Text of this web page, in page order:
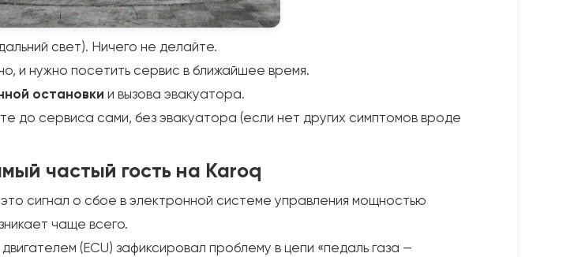
свет). Ничего не делайте.
и нужно посетить сервис в ближайшее время.
остановки и вызова эвакуатора.
до сервиса сами, без эвакуатора (если нет других симптомов вроде
частый гость на Karoq
сигнал о сбое в электронной системе управления мощностью
чаще всего.
(ECU) зафиксировал проблему в цепи «педаль газа —